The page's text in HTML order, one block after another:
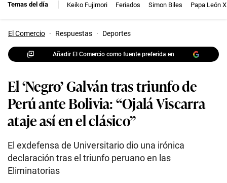
Temas del día Keiko Fujimori Feriados Simon Biles Papa León
El Comercio · Respuestas · Deportes
Añadir El Comercio como fuente preferida en
El ‘Negro’ Galván tras triunfo de
Perú ante Bolivia: “Ojalá Viscarra
ataje así en el clásico”
El exdefensa de Universitario dio una irónica
declaración tras el triunfo peruano en las
Eliminatorias